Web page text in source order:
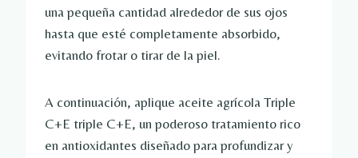
una pequeña cantidad alrededor de sus ojos
hasta que esté completamente absorbido,
evitando frotar o tirar de la piel.
A continuación, aplique aceite agrícola Triple
C+E triple C+E, un poderoso tratamiento rico
en antioxidantes diseñado para profundizar y